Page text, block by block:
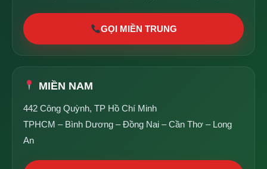
GỌI MIỀN TRUNG
MIỀN NAM
442 Công Quỳnh, TP Hồ Chí Minh
TPHCM – Bình Dương – Đồng Nai – Cần Thơ – Long
An